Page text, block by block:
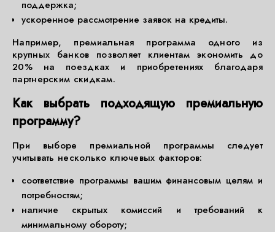
поддержка;
ускоренное рассмотрение заявок на кредиты.
Например, премиальная программа одного из
крупных банков позволяет клиентам экономить до
20% на поездках и приобретениях благодаря
партнерским скидкам.
Как выбрать подходящую премиальную
программу?
При выборе премиальной программы следует
учитывать несколько ключевых факторов:
соответствие программы вашим финансовым целям и
потребностям;
наличие скрытых комиссий и требований к
минимальному обороту;